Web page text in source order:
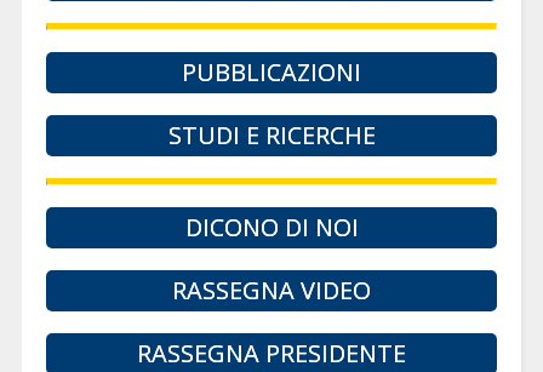
PUBBLICAZIONI
STUDI E RICERCHE
DICONO DI NOI
RASSEGNA VIDEO
RASSEGNA PRESIDENTE